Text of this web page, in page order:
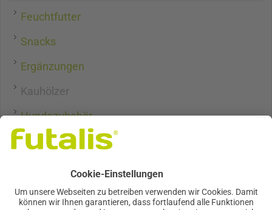
Feuchtfutter
Snacks
Ergänzungen
Kauhölzer
Hundezubehör
Futter, so einzigartig wie mein Tier